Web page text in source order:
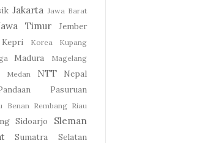
Jakarta Jawa Barat
Timur Jember
Kepri Korea Kupang
Madura Magelang
Medan NTT
Nepal
Pasuruan
Benan Rembang Riau
Sidoarjo
Sleman
Sumatra Selatan